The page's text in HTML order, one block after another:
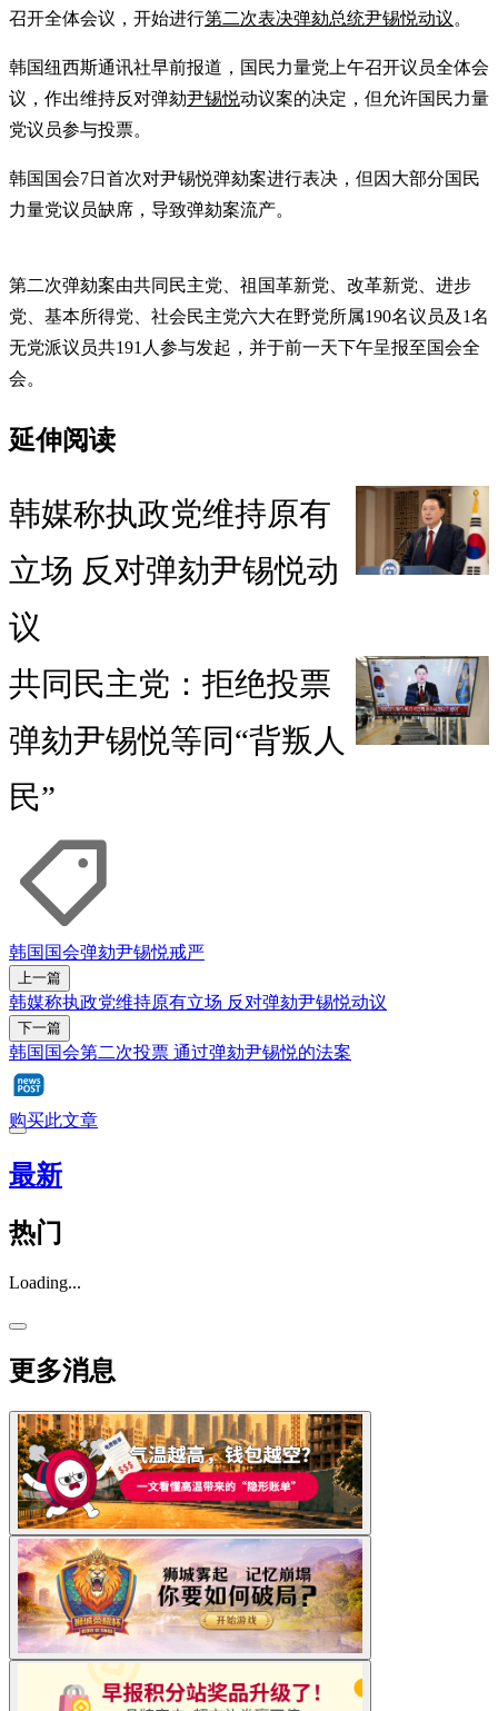
召开全体会议，开始进行第二次表决弹劾总统尹锡悦动议。
韩国纽西斯通讯社早前报道，国民力量党上午召开议员全体会
议，作出维持反对弹劾尹锡悦动议案的决定，但允许国民力量
党议员参与投票。
韩国国会7日首次对尹锡悦弹劾案进行表决，但因大部分国民
力量党议员缺席，导致弹劾案流产。
第二次弹劾案由共同民主党、祖国革新党、改革新党、进步
党、基本所得党、社会民主党六大在野党所属190名议员及1名
无党派议员共191人参与发起，并于前一天下午呈报至国会全
会。
延伸阅读
韩媒称执政党维持原有
立场 反对弹劾尹锡悦动
议
共同民主党：拒绝投票
弹劾尹锡悦等同“背叛人
民”
韩国 国会弹劾尹锡悦戒严
上一篇
韩媒称执政党维持原有立场 反对弹劾尹锡悦动议
下一篇
韩国国会第二次投票 通过弹劾尹锡悦的法案
购买此文章
最新
热门
Loading...
更多消息